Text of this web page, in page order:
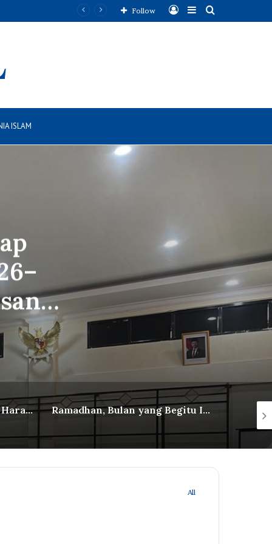
Search
Sidebar
Log
Follow
ISLAM
Hidup Harus Tetap Punya Harapan — Jangan Pernah Putus Asa dari Rahmat Allah Ramadhan, Bulan yang Begitu Istimewa itu Hadir Lagi
All